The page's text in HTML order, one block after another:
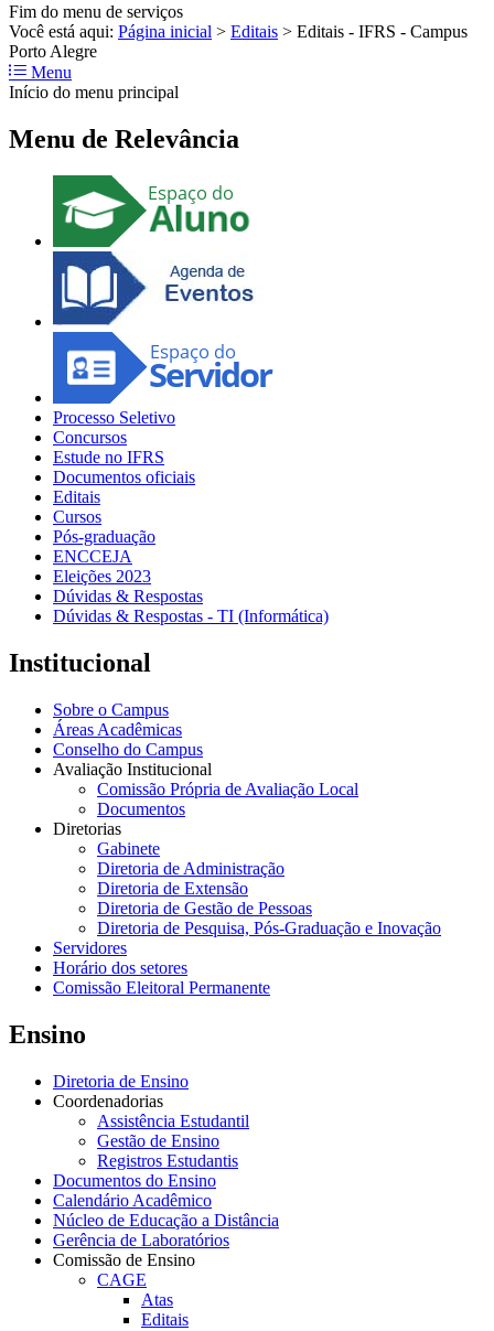
Fim do menu de serviços
Você está aqui: Página inicial > Editais > Editais - IFRS - Campus
Porto Alegre
Menu
Início do menu principal
Menu de Relevância
Processo Seletivo
Concursos
Estude no IFRS
Documentos oficiais
Editais
Cursos
Pós-graduação
ENCCEJA
Eleições 2023
Dúvidas & Respostas
Dúvidas & Respostas - TI (Informática)
Institucional
Sobre o Campus
Áreas Acadêmicas
Conselho do Campus
Avaliação Institucional
Comissão Própria de Avaliação Local
Documentos
Diretorias
Gabinete
Diretoria de Administração
Diretoria de Extensão
Diretoria de Gestão de Pessoas
Diretoria de Pesquisa, Pós-Graduação e Inovação
Servidores
Horário dos setores
Comissão Eleitoral Permanente
Ensino
Diretoria de Ensino
Coordenadorias
Assistência Estudantil
Gestão de Ensino
Registros Estudantis
Documentos do Ensino
Calendário Acadêmico
Núcleo de Educação a Distância
Gerência de Laboratórios
Comissão de Ensino
CAGE
Atas
Editais